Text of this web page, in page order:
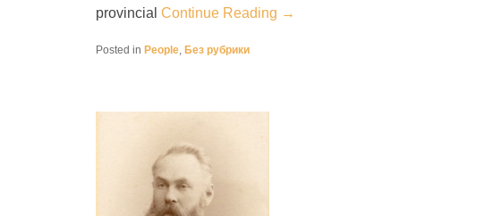
provincial Continue Reading →
Posted in People, Без рубрики